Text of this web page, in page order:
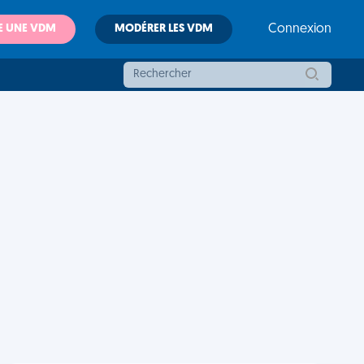
UNE VDM MODÉRER LES VDM Connexion